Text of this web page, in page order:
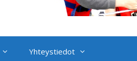
Yhteystiedot